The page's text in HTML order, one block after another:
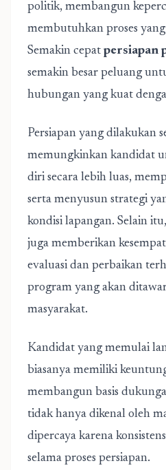
politik, membangun
membutuhkan proses
Semakin cepat persiapan
semakin besar peluang
hubungan yang kuat
Persiapan yang dilakukan
memungkinkan kandidat
diri secara lebih luas,
serta menyusun strategi
kondisi lapangan. Selain
juga memberikan
evaluasi dan perbaikan
program yang akan
masyarakat.
Kandidat yang memulai
biasanya memiliki
membangun basis
tidak hanya dikenal oleh
dipercaya karena
selama proses persiapan.